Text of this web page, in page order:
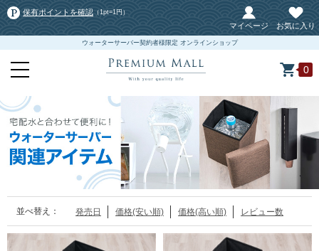
保有ポイントを確認 （1pt=1円）
マイページ お気に入り
ウォーターサーバー契約者様限定 オンラインショップ
0
並べ替え： 発売日 価格(安い順) 価格(高い順) レビュー数